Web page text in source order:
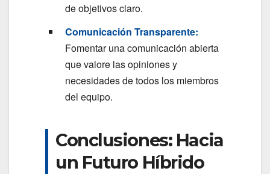
de objetivos claro.
Comunicación Transparente:
Fomentar una comunicación abierta
que valore las opiniones y
necesidades de todos los miembros
del equipo.
Conclusiones: Hacia
un Futuro Híbrido